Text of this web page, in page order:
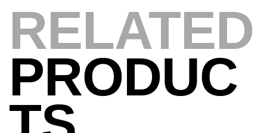
Volant 3 Branches Inox T26S/35
Accastillage bateau Accessoires bateaux
د.ت367,000
Canne Sunset Beachstriker Surf Hybrid
420 Cm 100-250 G
Cannes
RELATED
PRODUC